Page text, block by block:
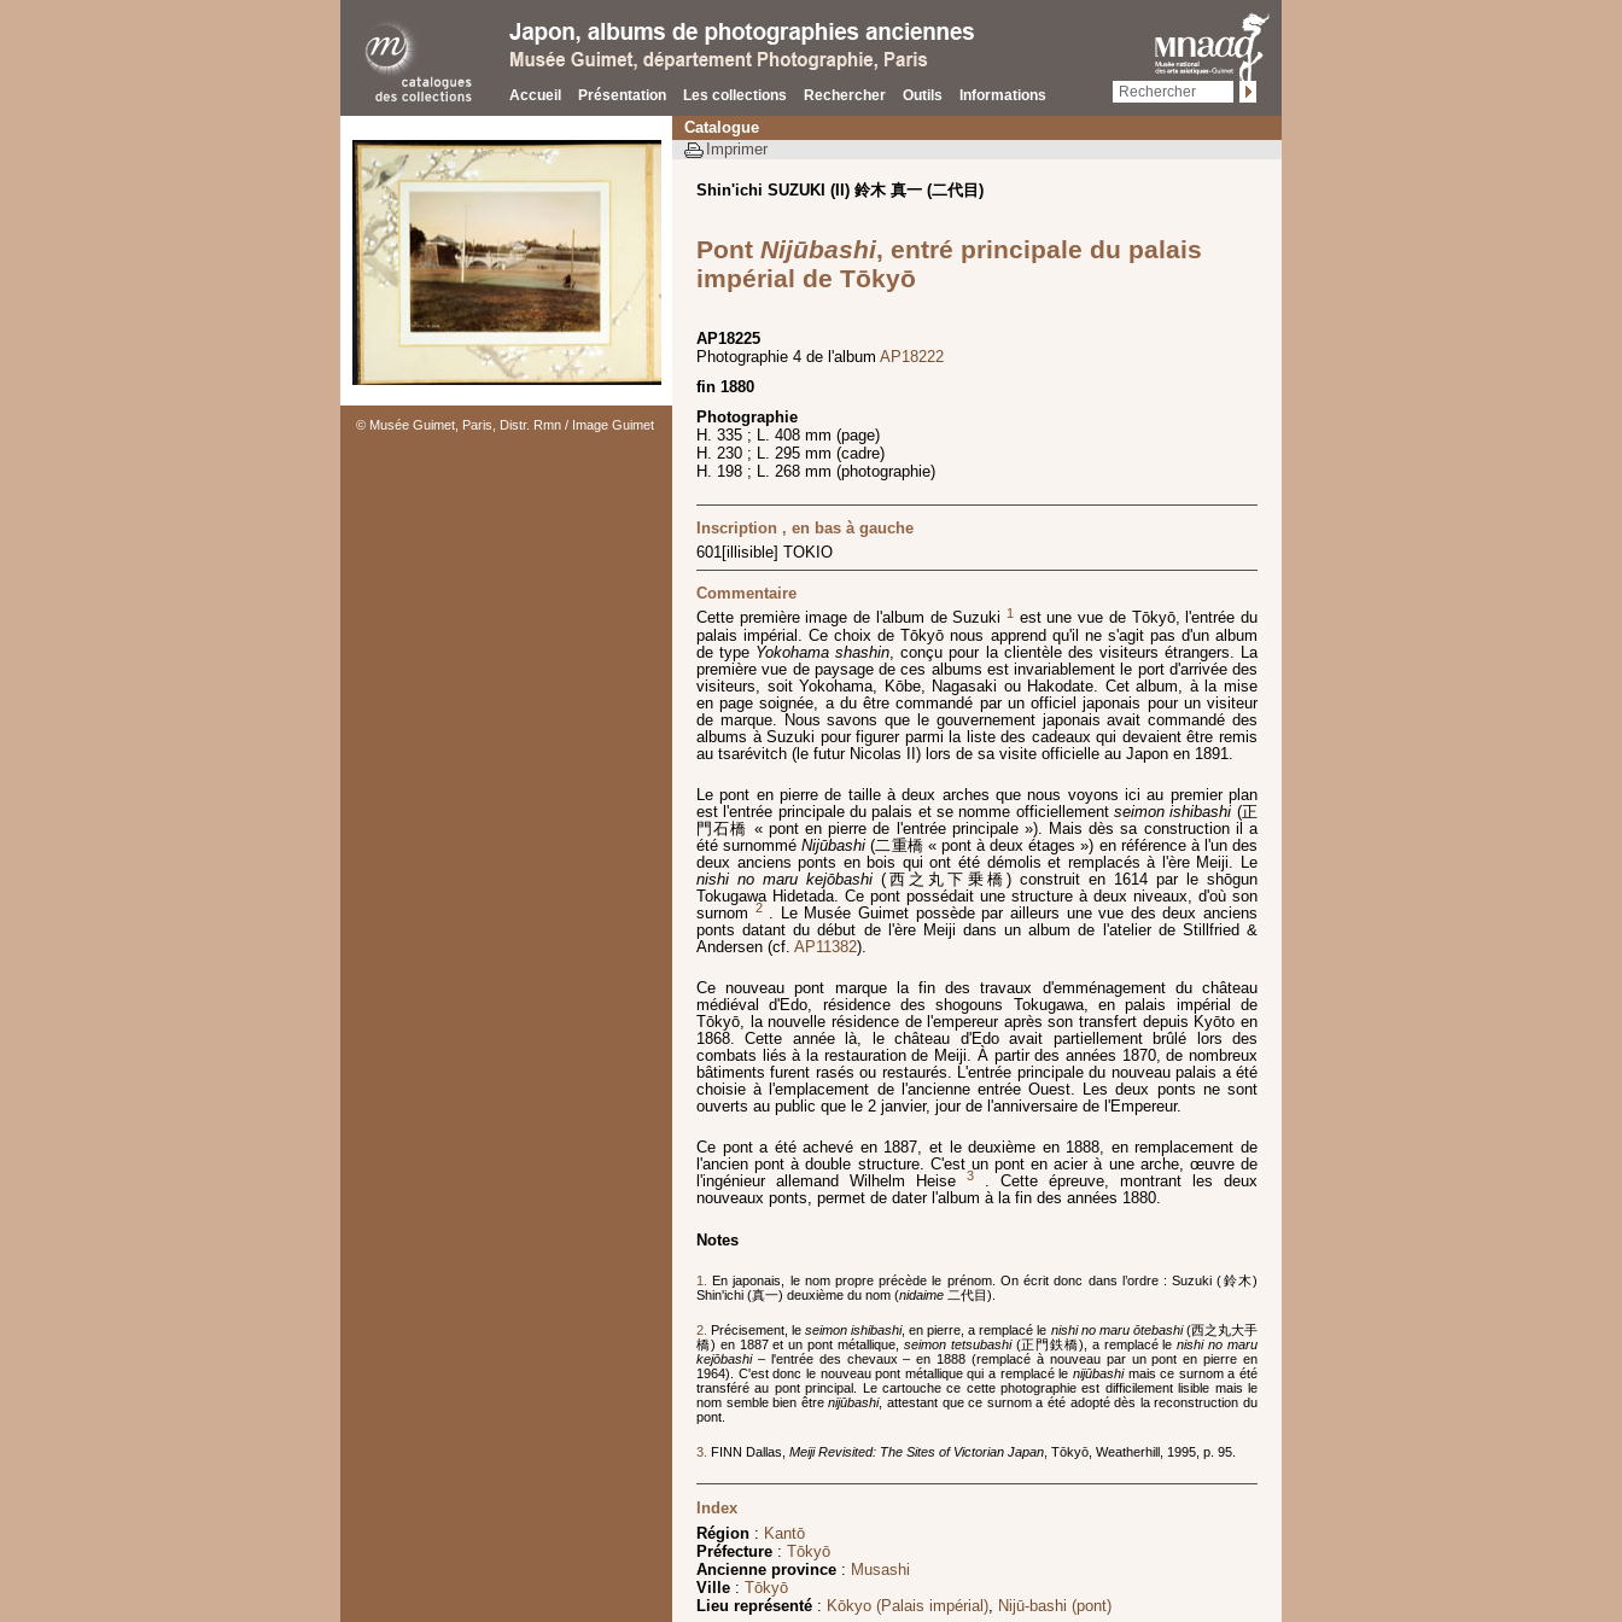
Accueil Présentation Les collections Rechercher Outils Informations
© Musée Guimet, Paris, Distr. Rmn / Image Guimet
Catalogue
Imprimer
Shin'ichi SUZUKI (II) 鈴木 真一 (二代目)
Pont Nijūbashi, entré principale du palais
impérial de Tōkyō
AP18225
Photographie 4 de l'album AP18222
fin 1880
Photographie
H. 335 ; L. 408 mm (page)
H. 230 ; L. 295 mm (cadre)
H. 198 ; L. 268 mm (photographie)
Inscription , en bas à gauche
601[illisible] TOKIO
Commentaire
Cette première image de l'album de Suzuki 1 est une vue de Tōkyō, l'entrée du
palais impérial. Ce choix de Tōkyō nous apprend qu'il ne s'agit pas d'un album
de type Yokohama shashin , conçu pour la clientèle des visiteurs étrangers. La
première vue de paysage de ces albums est invariablement le port d'arrivée des
visiteurs, soit Yokohama, Kōbe, Nagasaki ou Hakodate. Cet album, à la mise
en page soignée, a du être commandé par un officiel japonais pour un visiteur
de marque. Nous savons que le gouvernement japonais avait commandé des
albums à Suzuki pour figurer parmi la liste des cadeaux qui devaient être remis
au tsarévitch (le futur Nicolas II) lors de sa visite officielle au Japon en 1891.
Le pont en pierre de taille à deux arches que nous voyons ici au premier plan
est l'entrée principale du palais et se nomme officiellement seimon ishibashi (正
門石橋 « pont en pierre de l'entrée principale »). Mais dès sa construction il a
été surnomméNijūbashi (二重橋 « pont à deux étages ») en référence à l'un des
deux anciens ponts en bois qui ont été démolis et remplacés à l'ère Meiji. Le
nishi no maru kejōbashi (西之丸下乗橋) construit en 1614 par le shōgun
Tokugawa Hidetada. Ce pont possédait une structure à deux niveaux, d'où son
surnom 2 . Le Musée Guimet possède par ailleurs une vue des deux anciens
ponts datant du début de l'ère Meiji dans un album de l'atelier de Stillfried &
Andersen (cf. AP11382).
Ce nouveau pont marque la fin des travaux d'emménagement du château
médiéval d'Edo, résidence des shogouns Tokugawa, en palais impérial de
Tōkyō, la nouvelle résidence de l'empereur après son transfert depuis Kyōto en
1868. Cette année là, le château d'Edo avait partiellement brûlé lors des
combats liés à la restauration de Meiji. À partir des années 1870, de nombreux
bâtiments furent rasés ou restaurés. L'entrée principale du nouveau palais a été
choisie à l'emplacement de l'ancienne entrée Ouest. Les deux ponts ne sont
ouverts au public que le 2 janvier, jour de l'anniversaire de l'Empereur.
Ce pont a été achevé en 1887, et le deuxième en 1888, en remplacement de
l'ancien pont à double structure. C'est un pont en acier à une arche, œuvre de
l'ingénieur allemand Wilhelm Heise
3
. Cette épreuve, montrant les deux
nouveaux ponts, permet de dater l'album à la fin des années 1880.
Notes
1. En japonais, le nom propre précède le prénom. On écrit donc dans l’ordre : Suzuki (鈴木)
Shin'ichi (真一) deuxième du nom (nidaime 二代目).
2. Précisement, leseimon ishibashi, en pierre, a remplacé le nishi no maru ōtebashi(西之丸大手
橋) en 1887 et un pont métallique, seimon tetsubashi(正門鉄橋), a remplacé lenishi no maru
kejōbashi– l'entrée des chevaux – en 1888 (remplacé à nouveau par un pont en pierre en
1964). C'est donc le nouveau pont métallique qui a remplacé le nijūbashimais ce surnom a été
transféré au pont principal. Le cartouche ce cette photographie est difficilement lisible mais le
nom semble bien êtrenijūbashi, attestant que ce surnom a été adopté dès la reconstruction du
pont.
3. FINN Dallas, Meiji Revisited: The Sites of Victorian Japan , Tōkyō, Weatherhill, 1995, p. 95.
Index
Région : Kantō
Préfecture : Tōkyō
Ancienne province : Musashi
Ville : Tōkyō
Lieu représenté : Kōkyo (Palais impérial), Nijū-bashi (pont)